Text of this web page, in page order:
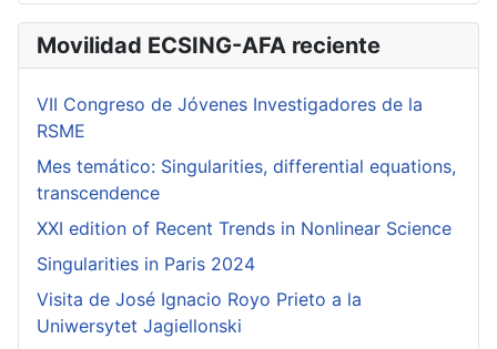
Movilidad ECSING-AFA reciente
VII Congreso de Jóvenes Investigadores de la
RSME
Mes temático: Singularities, differential equations,
transcendence
XXI edition of Recent Trends in Nonlinear Science
Singularities in Paris 2024
Visita de José Ignacio Royo Prieto a la
Uniwersytet Jagiellonski